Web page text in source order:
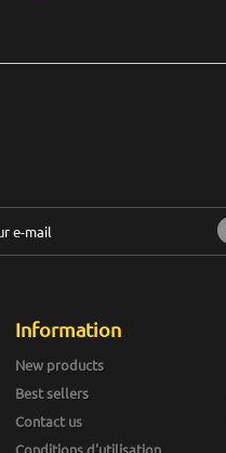
Information
New products
Best sellers
Contact us
Conditions d'utilisation